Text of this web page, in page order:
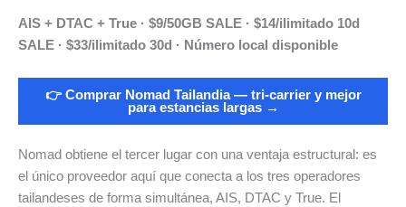
AIS + DTAC + True · $9/50GB SALE · $14/ilimitado 10d
SALE · $33/ilimitado 30d · Número local disponible
👉 Comprar Nomad Tailandia — tri-carrier y mejor
para estancias largas →
Nomad obtiene el tercer lugar con una ventaja estructural: es
el único proveedor aquí que conecta a los tres operadores
tailandeses de forma simultánea, AIS, DTAC y True. El